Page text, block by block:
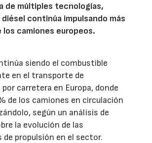
de múltiples tecnologías,
continúa impulsando más
los camiones europeos.
siendo el combustible
en el transporte de
carretera en Europa, donde
de los camiones en circulación
según un análisis de
la evolución de las
propulsión en el sector.